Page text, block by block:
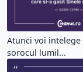
Atunci voi intelege
sorocul lumil...